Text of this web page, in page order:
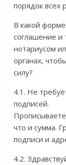
порядок всех
В какой
соглашение и
нотариусом
органах,
силу?
4.1. Не
подписей.
что и сумма.
подписи и
4.2.